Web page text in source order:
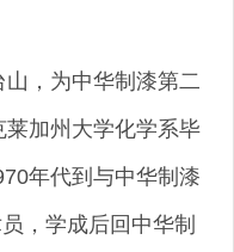
，为中华制漆第二
加州大学化学系毕
年代到与中华制漆
，学成后回中华制